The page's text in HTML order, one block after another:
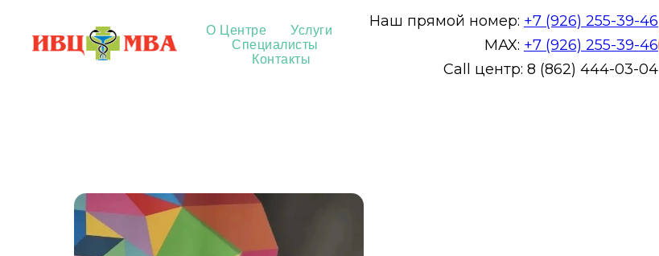
О Центре
Услуги
Специалисты
Контакты
Наш прямой номер: +7 (926) 255-39-46
МАХ: +7 (926) 255-39-46
Call центр: 8 (862) 444-03-04